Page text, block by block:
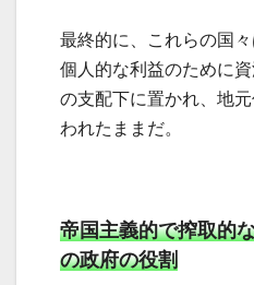
最終的に、これらの国々
個人的な利益のために
の支配下に置かれ、地
われたままだ。
帝国主義的で搾取的
の政府の役割